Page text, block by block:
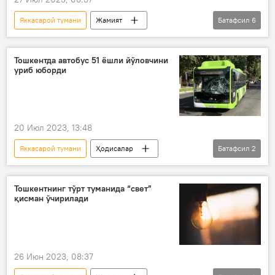
Яккасарой тумани
Жамият
Ўзбекистон
Тошкент
Сергели тумани
электр энергияси
Тошкентда электр таъминоти ўчирилиши
Батафсил 6
Тошкентда автобус 51 ёшли йўловчини
уриб юборди
20 Июл 2023, 13:48
Яккасарой тумани
Ҳодисалар
Тошкент
ЙТҲ
Батафсил 2
Тошкентнинг тўрт туманида “свет”
қисман ўчирилади
26 Июн 2023, 08:37